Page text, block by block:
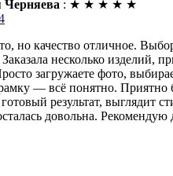
: ★ ★ ★ ★ ★
но качество отличное.
несколько изделий,
загружаете фото,
— всё понятно. Приятно
результат, выглядит
довольна. Рекомендую